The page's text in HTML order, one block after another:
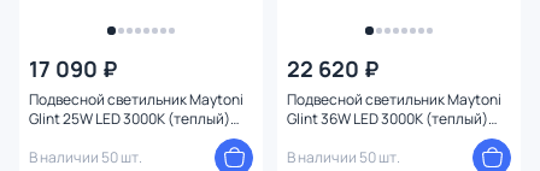
17 090 ₽
Подвесной светильник Maytoni
Glint 25W LED 3000К (теплый)
В наличии 50 шт.
22 620 ₽
Подвесной светильник Maytoni
Glint 36W LED 3000К (теплый)
В наличии 50 шт.